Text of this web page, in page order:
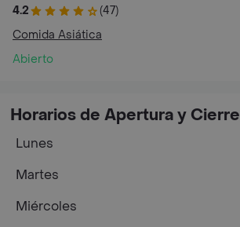
4.2
(47)
Comida Asiática
Abierto
Horarios de Apertura y Cierre
Lunes
Martes
Miércoles